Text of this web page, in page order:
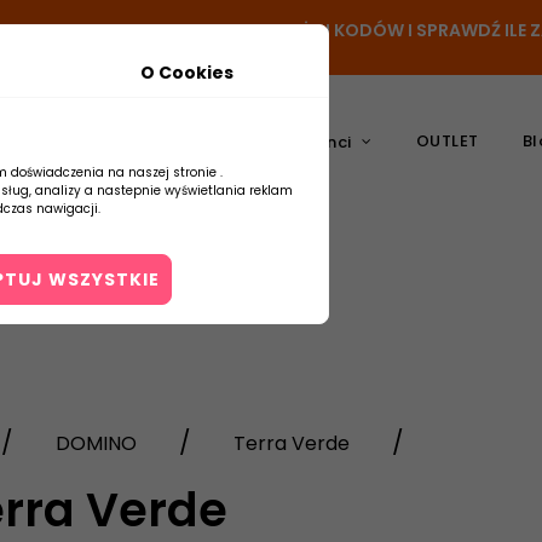
DODAJ PRODUKT DO KOSZYKA, UŻYJ KODÓW I SPRAWDŹ ILE
Producenci OUTLET
DOMINO Terra Verde
Verde
O Cookies
doświadczenia na naszej stronie .
analizy a nastepnie wyświetlania reklam
nawigacji.
WSZYSTKIE